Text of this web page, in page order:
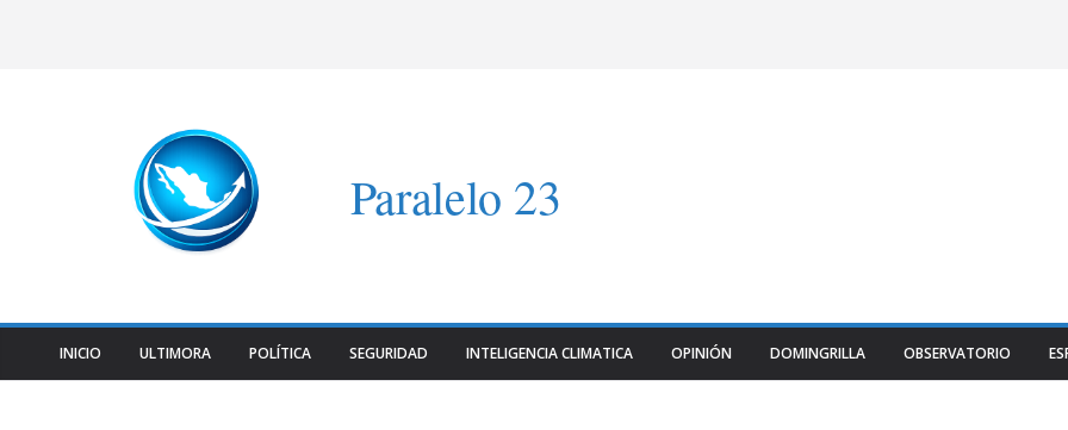
Paralelo 23
INICIO ULTIMORA POLÍTICA SEGURIDAD INTELIGENCIA CLIMATICA OPINIÓN DOMINGRILLA OBSERVATORIO